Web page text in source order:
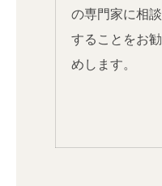
の専門家に相談
することをお勧
めします。